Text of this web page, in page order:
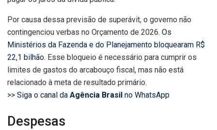
Por causa dessa previsão de superávit, o governo não
contingenciou verbas no Orçamento de 2026. Os
Ministérios da Fazenda e do Planejamento bloquearam R$
22,1 bilhão. Esse bloqueio é necessário para cumprir os
limites de gastos do arcabouço fiscal, mas não está
relacionado à meta de resultado primário.
>> Siga o canal da Agência Brasil no WhatsApp
Despesas